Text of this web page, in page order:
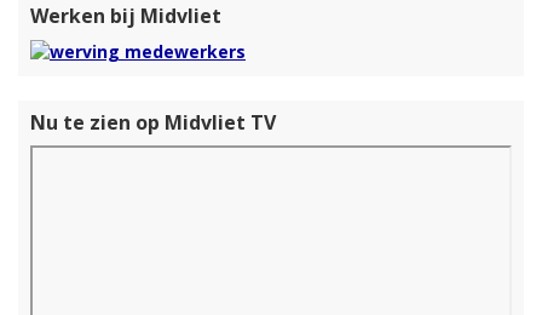
Werken bij Midvliet
Nu te zien op Midvliet TV